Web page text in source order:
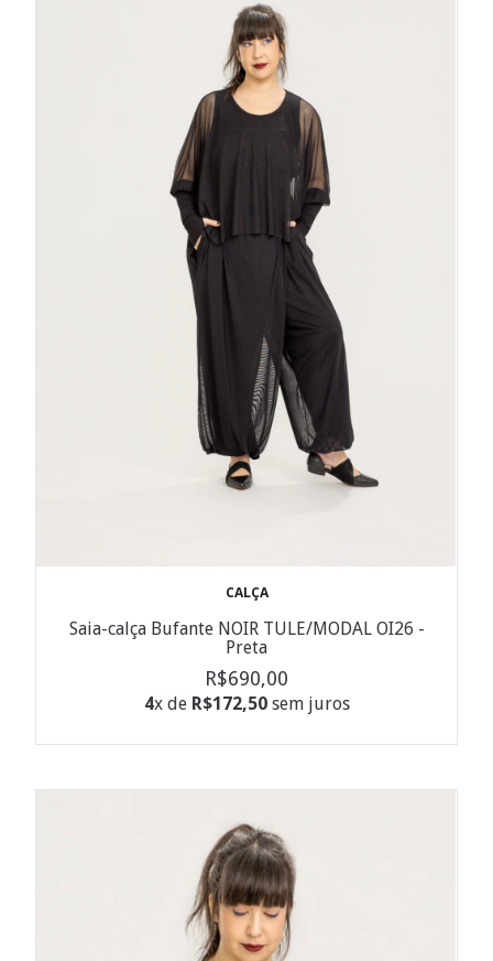
CALÇA
Saia-calça Bufante NOIR TULE/MODAL OI26 -
Preta
R$690,00
4x de R$172,50sem juros